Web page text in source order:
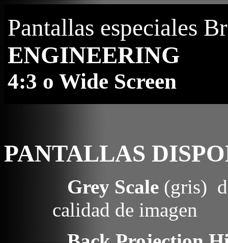
Pantallas especiales
ENGINEERING
4:3 o Wide Screen
PANTALLAS
Grey Scale(gris)
calidad de imagen